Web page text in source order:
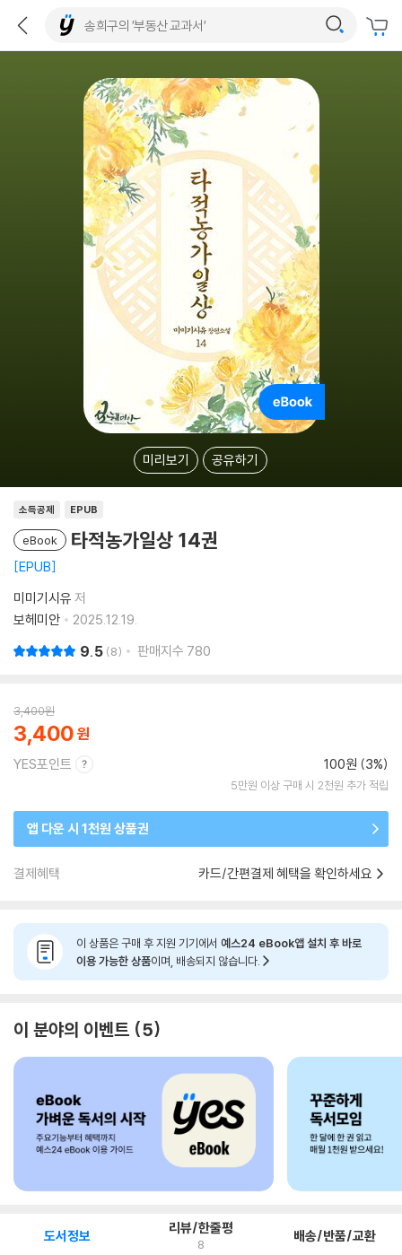
미리보기 공유하기
소득공제 EPUB
eBook 타적농가일상 14권
EPUB
미미기시유 저
보헤미안
2025.12.19.
9.5 8 판매지수 780
3,400원
3,400
YES포인트 100원 (3%)
5만원 이상 구매 시 2천원 추가 적립
앱 다운 시 1천원 상품권
결제혜택 카드/간편결제 혜택을 확인하세요
이 상품은 구매 후 지원 기기에서 예스24 eBook앱 설치 후 바로
이용 가능한 상품이며, 배송되지 않습니다.
이 분야의 이벤트 5
도서정보 리뷰/한줄평
8 배송/반품/교환